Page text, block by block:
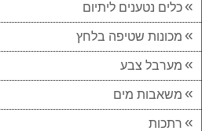
כלים נטענים ליתיום
מכונות שטיפה בלחץ
מערבל צבע
משאבות מים
רתכות